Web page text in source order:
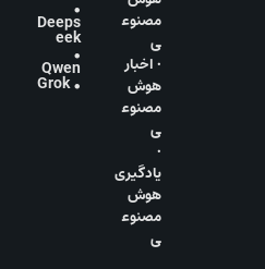
مصنوع
ی
• اخبار
هوش
مصنوع
ی
•
یادگیری
هوش
مصنوع
ی
•
Deeps
eek
•
Qwen
• Grok